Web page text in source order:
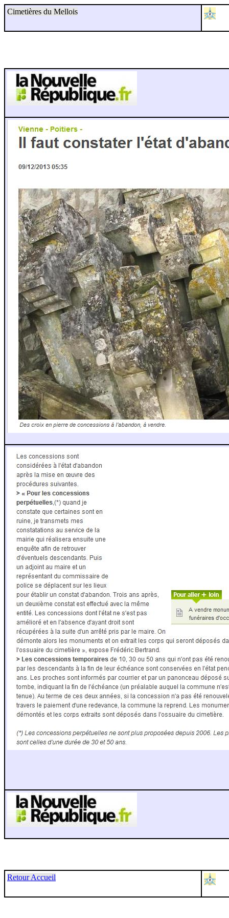
Cimetières du Mellois
Retour Accueil